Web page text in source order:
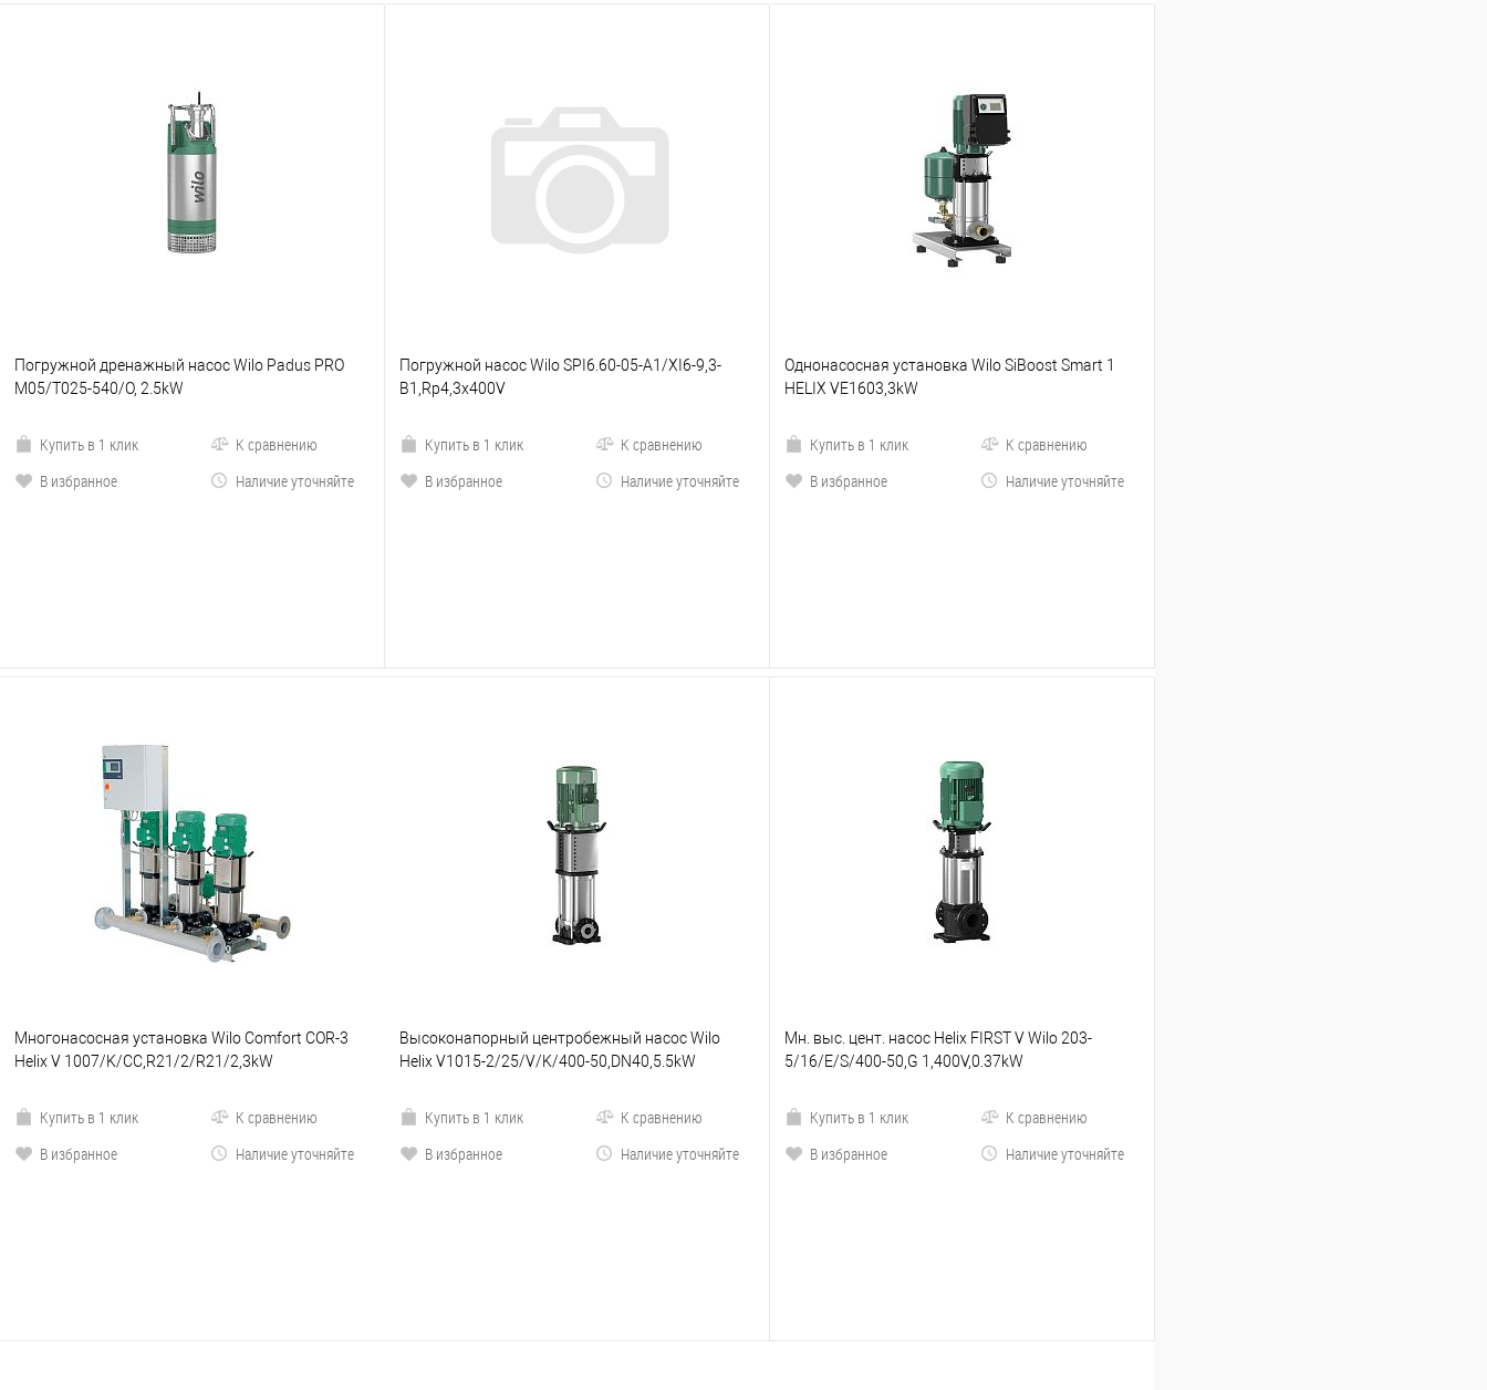
Погружной дренажный насос Wilo Padus PRO
M05/T025-540/O, 2.5kW
Купить в 1 клик
К сравнению
В избранное
Наличие уточняйте
Погружной насос Wilo SPI6.60-05-A1/XI6-9,3-
B1,Rp4,3x400V
Купить в 1 клик
К сравнению
В избранное
Наличие уточняйте
Однонасосная установка Wilo SiBoost Smart 1
HELIX VE1603,3kW
Купить в 1 клик
К сравнению
В избранное
Наличие уточняйте
Многонасосная установка Wilo Comfort COR-3
Helix V 1007/K/CC,R21/2/R21/2,3kW
Купить в 1 клик
К сравнению
В избранное
Наличие уточняйте
Высоконапорный центробежный насос Wilo
Helix V1015-2/25/V/K/400-50,DN40,5.5kW
Купить в 1 клик
К сравнению
В избранное
Наличие уточняйте
Мн. выс. цент. насос Helix FIRST V Wilo 203-
5/16/E/S/400-50,G 1,400V,0.37kW
Купить в 1 клик
К сравнению
В избранное
Наличие уточняйте